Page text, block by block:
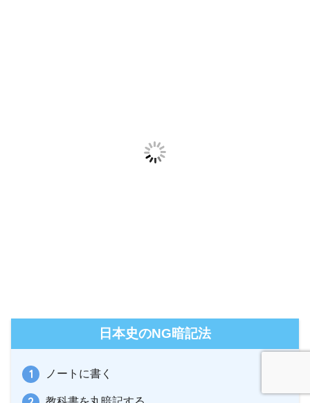
日本史のNG暗記法
ノートに書く